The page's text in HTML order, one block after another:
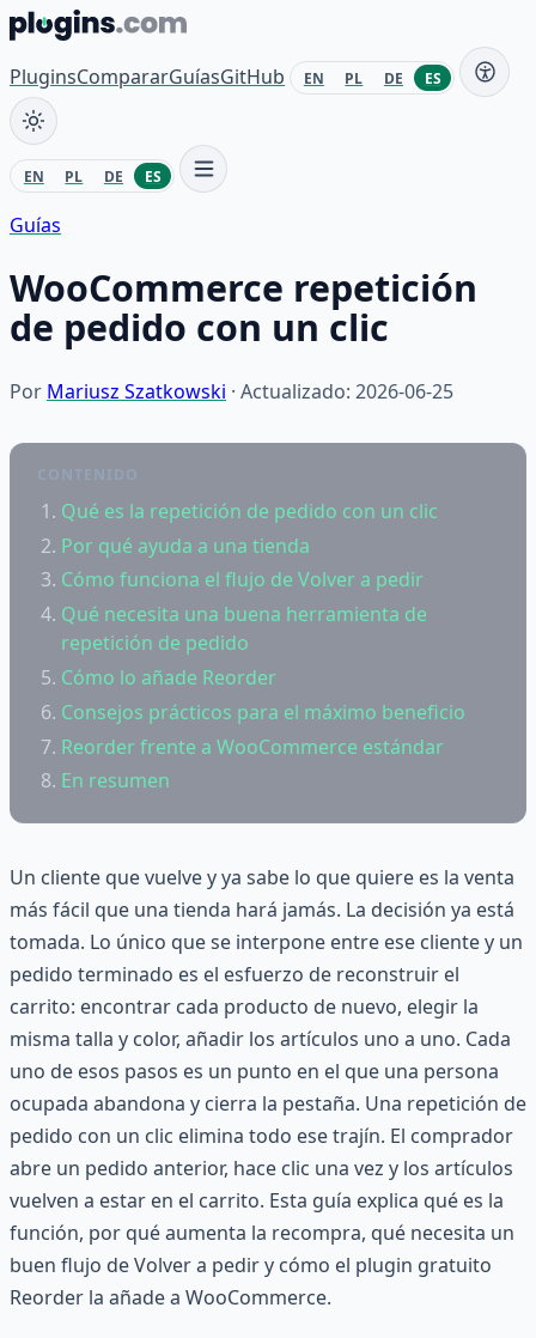
Saltar al contenido
PluginsCompararGuíasGitHub EN PL DE ES
EN PL DE ES
Guías
WooCommerce repetición
de pedido con un clic
Por Mariusz Szatkowski · Actualizado: 2026-06-25
CONTENIDO
Qué es la repetición de pedido con un clic
Por qué ayuda a una tienda
Cómo funciona el flujo de Volver a pedir
Qué necesita una buena herramienta de
repetición de pedido
Cómo lo añade Reorder
Consejos prácticos para el máximo beneficio
Reorder frente a WooCommerce estándar
En resumen
Un cliente que vuelve y ya sabe lo que quiere es la venta
más fácil que una tienda hará jamás. La decisión ya está
tomada. Lo único que se interpone entre ese cliente y un
pedido terminado es el esfuerzo de reconstruir el
carrito: encontrar cada producto de nuevo, elegir la
misma talla y color, añadir los artículos uno a uno. Cada
uno de esos pasos es un punto en el que una persona
ocupada abandona y cierra la pestaña. Una repetición de
pedido con un clic elimina todo ese trajín. El comprador
abre un pedido anterior, hace clic una vez y los artículos
vuelven a estar en el carrito. Esta guía explica qué es la
función, por qué aumenta la recompra, qué necesita un
buen flujo de Volver a pedir y cómo el plugin gratuito
Reorder la añade a WooCommerce.